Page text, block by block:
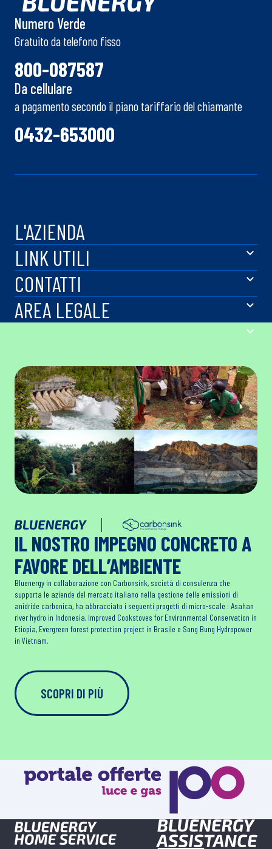
Numero Verde
Gratuito da telefono fisso
800-087587
Da cellulare
a pagamento secondo il piano tariffario del chiamante
0432-653000
L'AZIENDA
LINK UTILI
CONTATTI
AREA LEGALE
IL NOSTRO IMPEGNO CONCRETO A
FAVORE DELL’AMBIENTE
Bluenergy in collaborazione con Carbonsink, società di consulenza che
supporta le aziende del mercato italiano nella gestione delle emissioni di
anidride carbonica, ha abbracciato i seguenti progetti di micro-scale : Asahan
river hydro in Indonesia, Improved Cookstoves for Environmental Conservation in
Etiopia, Evergreen forest protection project in Brasile e Song Bung Hydropower
in Vietnam.
SCOPRI DI PIÙ